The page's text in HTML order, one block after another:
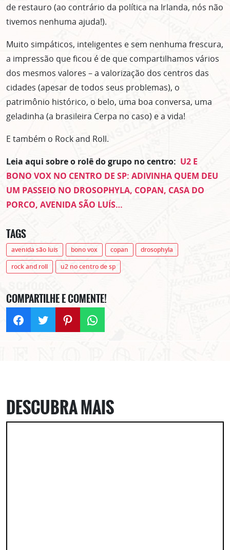
de restauro (ao contrário da política na Irlanda, nós não
tivemos nenhuma ajuda!).
Muito simpáticos, inteligentes e sem nenhuma frescura,
a impressão que ficou é de que compartilhamos vários
dos mesmos valores – a valorização dos centros das
cidades (apesar de todos seus problemas), o
patrimônio histórico, o belo, uma boa conversa, uma
geladinha (a brasileira Cerpa no caso) e a vida!
E também o Rock and Roll.
Leia aqui sobre o rolê do grupo no centro: U2 E
BONO VOX NO CENTRO DE SP: ADIVINHA QUEM DEU
UM PASSEIO NO DROSOPHYLA, COPAN, CASA DO
PORCO, AVENIDA SÃO LUÍS…
TAGS
avenida são luís bono vox copan
drosophyla
rock and roll
u2 no centro de sp
COMPARTILHE E COMENTE!
DESCUBRA MAIS
ASSINE GRATUITAMENTE
NOSSA NEWSLETTER!
Clique no botão abaixo para receber notícias sobre o
centro de São Paulo no seu email.